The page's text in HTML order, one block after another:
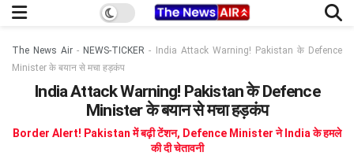
The News Air - NEWS-TICKER -
India Attack Warning! Pakistan के Defence
Minister के बयान से मचा हड़कंप
India Attack Warning! Pakistan के Defence
Minister के बयान से मचा हड़कंप
Border Alert! Pakistan में बढ़ी टेंशन, Defence Minister ने India के हमले
की दी चेतावनी